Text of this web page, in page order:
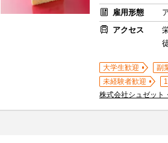
雇用形態
アクセス
大学生歓迎 副
未経験者歓迎
株式会社シュゼット